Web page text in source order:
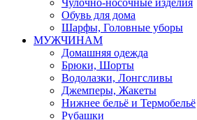
Чулочно-носочные изделия
Обувь для дома
Шарфы, Головные уборы
МУЖЧИНАМ
Домашняя одежда
Брюки, Шорты
Водолазки, Лонгсливы
Джемперы, Жакеты
Нижнее бельё и Термобельё
Рубашки